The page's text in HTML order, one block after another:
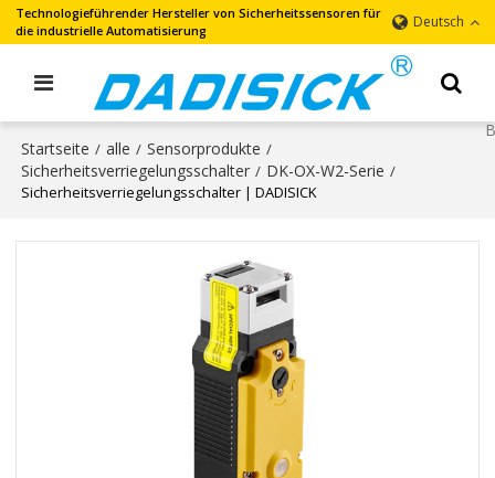
Technologieführender Hersteller von Sicherheitssensoren für
die industrielle Automatisierung
Deutsch
Startseite / alle / Sensorprodukte /
Sicherheitsverriegelungsschalter / DK-OX-W2-Serie /
Sicherheitsverriegelungsschalter | DADISICK